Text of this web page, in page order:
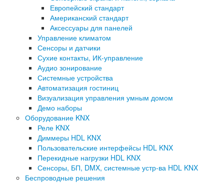
Европейский стандарт
Американский стандарт
Аксессуары для панелей
Управление климатом
Сенсоры и датчики
Сухие контакты, ИК-управление
Аудио зонирование
Системные устройства
Автоматизация гостиниц
Визуализация управления умным домом
Демо наборы
Оборудование KNX
Реле KNX
Диммеры HDL KNX
Пользовательские интерфейсы HDL KNX
Перекидные нагрузки HDL KNX
Сенсоры, БП, DMX, системные устр-ва HDL KNX
Беспроводные решения